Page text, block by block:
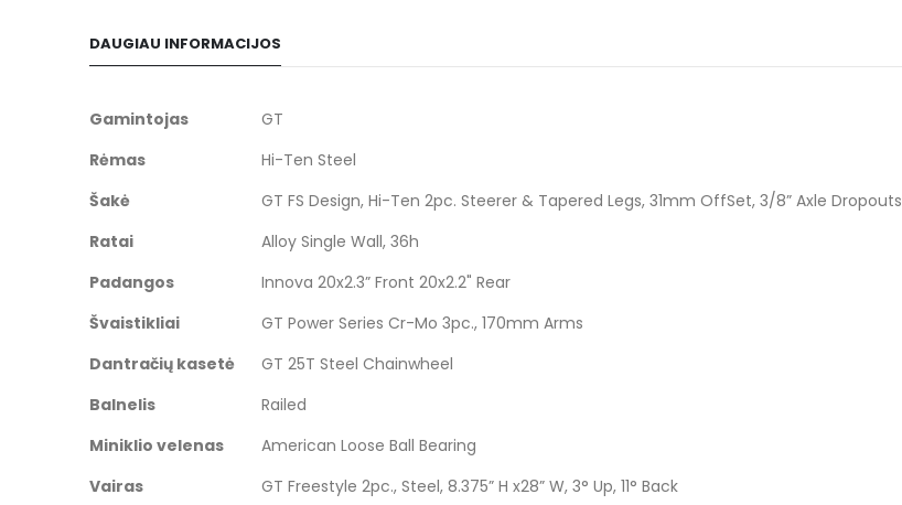
the
of
images
gallery
DAUGIAU INFORMACIJOS
Daugiau
Gamintojas
GT
Rėmas
Hi-Ten Steel
Šakė
GT FS Design, Hi-Ten 2pc. Steerer & Tapered Legs, 31mm OffSet, 3/8” Axle Dropouts
Ratai
Alloy Single Wall, 36h
Padangos
Innova 20x2.3” Front 20x2.2" Rear
Švaistikliai
GT Power Series Cr-Mo 3pc., 170mm Arms
Dantračių kasetė
GT 25T Steel Chainwheel
Balnelis
Railed
Miniklio velenas
American Loose Ball Bearing
Vairas
GT Freestyle 2pc., Steel, 8.375” H x28” W, 3° Up, 11° Back